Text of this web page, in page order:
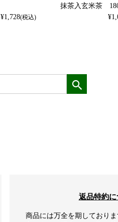
¥1,728(税込)
抹茶入玄米茶
¥
返品特約に
商品には万全を期しており